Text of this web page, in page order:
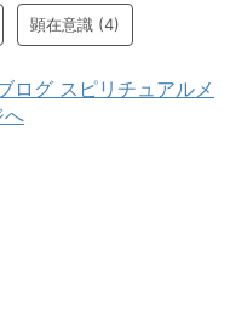
顕在意識 (4)